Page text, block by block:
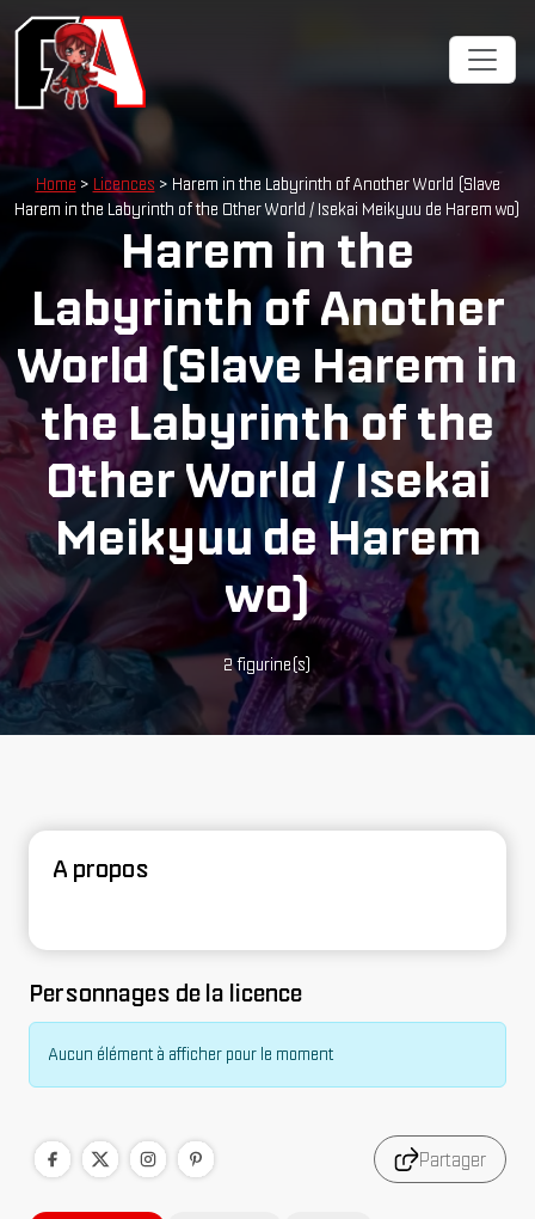
Home > Licences > Harem in the Labyrinth of Another World (Slave
Harem in the Labyrinth of the Other World / Isekai Meikyuu de Harem wo)
Harem in the
Labyrinth of Another
World (Slave Harem in
the Labyrinth of the
Other World / Isekai
Meikyuu de Harem
wo)
2 figurine(s)
A propos
Personnages de la licence
Aucun élément à afficher pour le moment
Partager
Cookies management panel